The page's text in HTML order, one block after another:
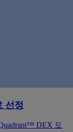
선정
DEX 도